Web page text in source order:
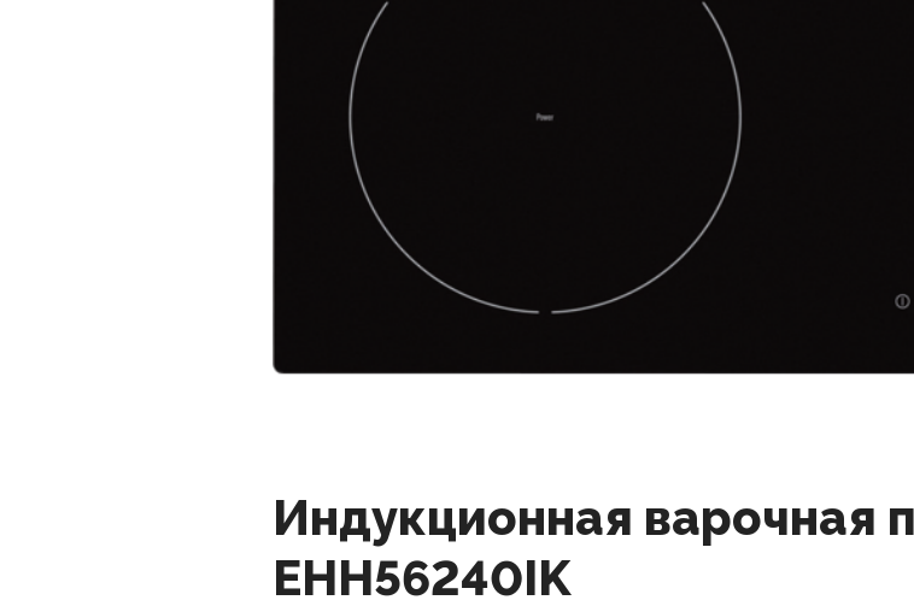
Индукционная варочная
EHH56240IK